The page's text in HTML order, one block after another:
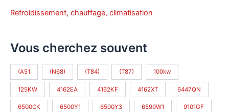
Refroidissement, chauffage, climatisation
Vous cherchez souvent
(A51 (N68) (T84) (T87) 100kw
125KW 4162EA 4162KF 4162XT 6447QN
6500CK 6500Y1 6500Y3 6590W1 9101GF